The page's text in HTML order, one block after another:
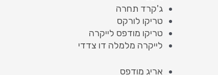
ג'קרד תחרה
טריקו לורקס
טריקו מודפס לייקרה
לייקרה מלמלה דו צדדי
אריג מודפס